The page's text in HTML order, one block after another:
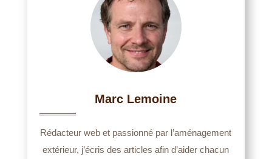
Marc Lemoine
Rédacteur web et passionné par l’aménagement
extérieur, j’écris des articles afin d’aider chacun